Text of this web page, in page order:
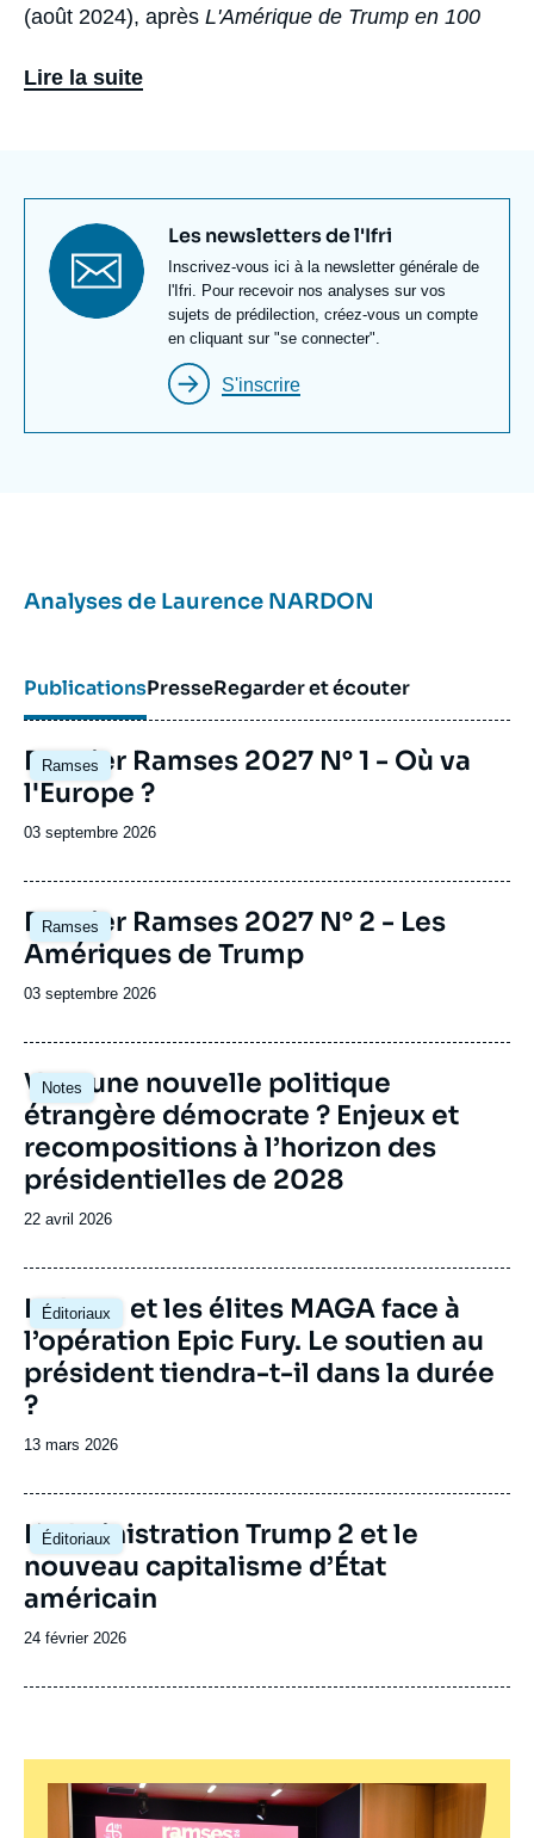
(août 2024), après L'Amérique de Trump en 100
(CSIS) à Washington. Laurence Nardon est
docteur en science politique de l'Université Paris 1
Panthéon-Sorbonne. Elle a étudié à l'université du
Kent à Canterbury après avoir reçu son diplôme de
Sciences Po Paris. À l'automne 2000, elle a été
Fulbright Scholarà George Washington University
Lire la suite
Titre
newsletter
Les newsletters de l'Ifri
Texte
Newsletter
Inscrivez-vous ici à la newsletter générale de
l'Ifri. Pour recevoir nos analyses sur vos
sujets de prédilection, créez-vous un compte
en cliquant sur "se connecter".
S'inscrire
Analyses de Laurence NARDON
PublicationsPresseRegarder et écouter
Ramses
Image
principale
Dossier Ramses 2027 N° 1 - Où va
l'Europe ?
Date
publication
03 septembre 2026
Ramses
Image
principale
Dossier Ramses 2027 N° 2 - Les
Amériques de Trump
Date
publication
03 septembre 2026
Notes
Image
principale
Vers une nouvelle politique
étrangère démocrate ? Enjeux et
recompositions à l’horizon des
présidentielles de 2028
Date
publication
22 avril 2026
Éditoriaux
Image
principale
La base et les élites MAGA face à
l’opération Epic Fury. Le soutien au
président tiendra-t-il dans la durée
?
Date
publication
13 mars 2026
Éditoriaux
Image
principale
L’administration Trump 2 et le
nouveau capitalisme d’État
américain
Date
publication
24 février 2026